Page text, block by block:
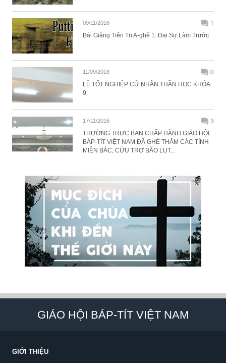
09/11/2016
1
Bài Giảng Tiên Tri A-ghê 1: Đại Sự Làm Trước
11/09/2018
0
LỄ TỐT NGHIỆP CỬ NHÂN THẦN HỌC KHÓA
9
17/11/2016
3
THƯỜNG TRỰC BAN CHẤP HÀNH GIÁO HỘI
BÁP-TÍT VIỆT NAM ĐÃ GHÉ THĂM CÁC TỈNH
MIỀN BẮC, CỨU TRỢ BÃO LỤT...
GIÁO HỘI BÁP-TÍT VIỆT NAM
GIỚI THIỆU